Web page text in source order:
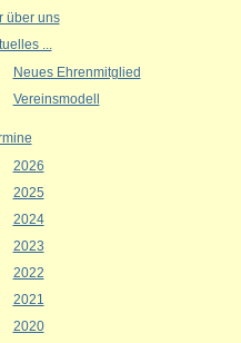
über uns
...
Neues Ehrenmitglied
Vereinsmodell
2026
2025
2024
2023
2022
2021
2020